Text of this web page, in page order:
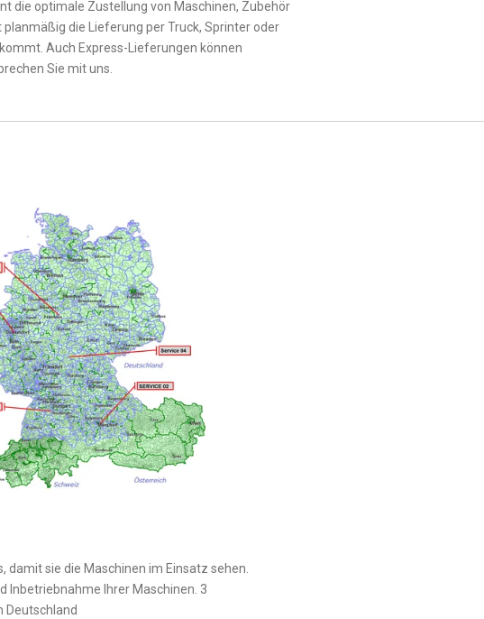
die optimale Zustellung von Maschinen, Zubehör
die Lieferung per Truck, Sprinter oder
Auch Express-Lieferungen können
Sie mit uns.
, damit sie die Maschinen im Einsatz sehen.
Inbetriebnahme Ihrer Maschinen. 3
Deutschland